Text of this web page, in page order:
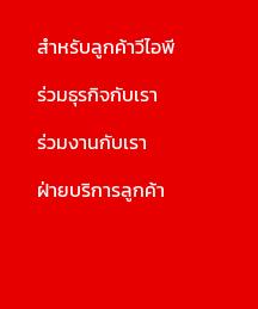
สำหรับลูกค้าวีไอพี
ร่วมธุรกิจกับเรา
ร่วมงานกับเรา
ฝ่ายบริการลูกค้า